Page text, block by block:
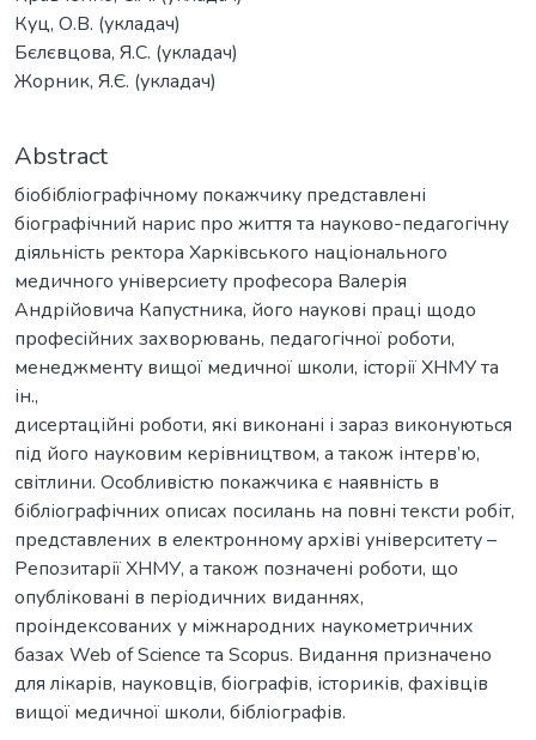
Куц, О.В. (укладач)
Бєлєвцова, Я.С. (укладач)
Жорник, Я.Є. (укладач)
Abstract
біобібліографічному покажчику представлені
біографічний нарис про життя та науково-педагогічну
діяльність ректора Харківського національного
медичного універсиету професора Валерія
Андрійовича Капустника, його наукові праці щодо
професійних захворювань, педагогічної роботи,
менеджменту вищої медичної школи, історії ХНМУ та
ін.,
дисертаційні роботи, які виконані і зараз виконуються
під його науковим керівництвом, а також інтерв’ю,
світлини. Особливістю покажчика є наявність в
бібліографічних описах посилань на повні тексти робіт,
представлених в електронному архіві університету –
Репозитарії ХНМУ, а також позначені роботи, що
опубліковані в періодичних виданнях,
проіндексованих у міжнародних наукометричних
базах Web of Science та Scopus. Видання призначено
для лікарів, науковців, біографів, істориків, фахівців
вищої медичної школи, бібліографів.